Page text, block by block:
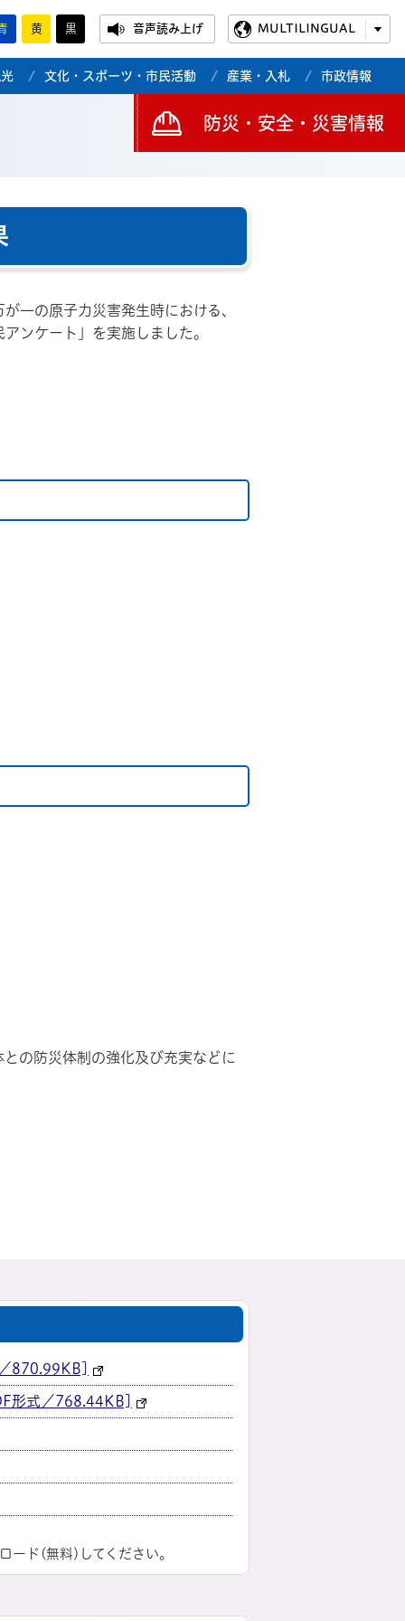
黄 黒 音声読み上げ MULTILINGUAL
文化・スポーツ・市民活動 産業・入札 市政情報
防災・安全・災害情報
一の原子力災害発生時における、
ンケート」を実施しました。
の防災体制の強化及び充実などに
870.99KB]
形式／768.44KB]
ード(無料)してください。